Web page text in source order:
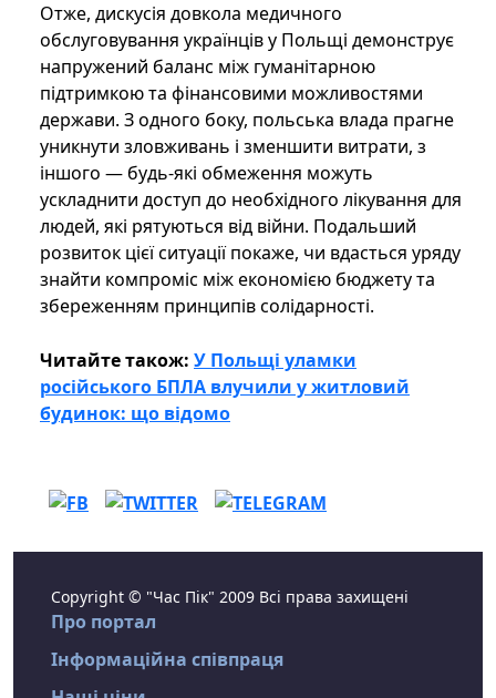
Отже, дискусія довкола медичного
обслуговування українців у Польщі демонструє
напружений баланс між гуманітарною
підтримкою та фінансовими можливостями
держави. З одного боку, польська влада прагне
уникнути зловживань і зменшити витрати, з
іншого — будь-які обмеження можуть
ускладнити доступ до необхідного лікування для
людей, які рятуються від війни. Подальший
розвиток цієї ситуації покаже, чи вдасться уряду
знайти компроміс між економією бюджету та
збереженням принципів солідарності.
Читайте також: У Польщі уламки
російського БПЛА влучили у житловий
будинок: що відомо
Copyright © "Час Пік" 2009 Всі права захищені
Про портал
Інформаційна співпраця